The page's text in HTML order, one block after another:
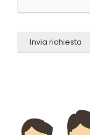
Invia richiesta